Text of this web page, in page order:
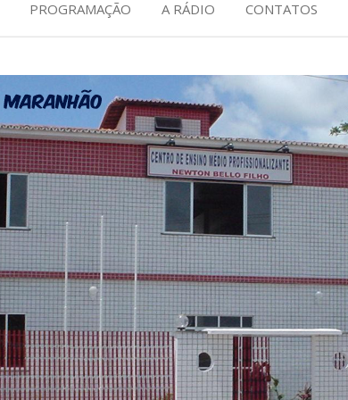
PROGRAMAÇÃO A RÁDIO CONTATOS